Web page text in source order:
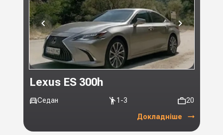
Lexus ES 300h
Седан 1-3 20
Докладніше